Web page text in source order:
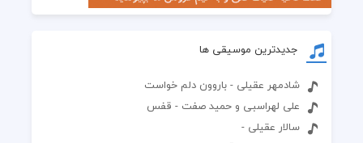
جدیدترین موسیقی ها
شادمهر عقیلی - باروون دلم خواست
علی لهراسبی و حمید صفت - قفس
سالار عقیلی -